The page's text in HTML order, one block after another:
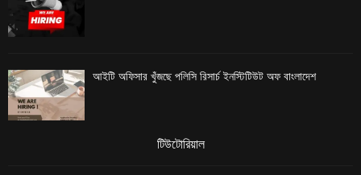
আইটি অফিসার খুঁজছে পলিসি রিসার্চ ইনস্টিটিউট অফ বাংলাদেশ
টিউটোরিয়াল